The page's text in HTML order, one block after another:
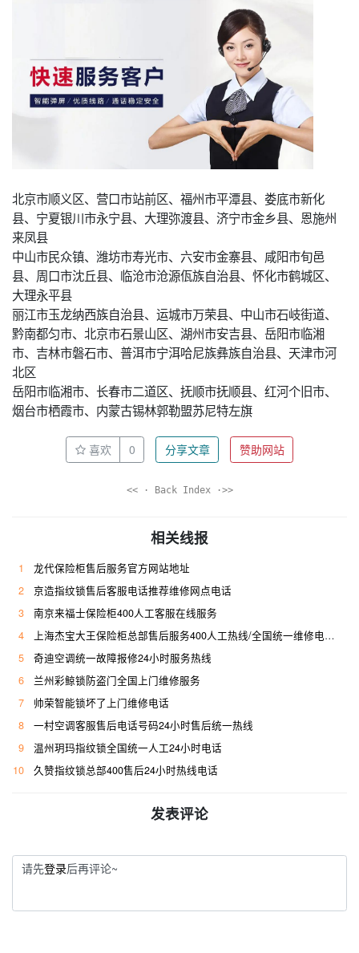
北京市顺义区、营口市站前区、福州市平潭县、娄底市新化
县、宁夏银川市永宁县、大理弥渡县、济宁市金乡县、恩施州
来凤县
中山市民众镇、潍坊市寿光市、六安市金寨县、咸阳市旬邑
县、周口市沈丘县、临沧市沧源佤族自治县、怀化市鹤城区、
大理永平县
丽江市玉龙纳西族自治县、运城市万荣县、中山市石岐街道、
黔南都匀市、北京市石景山区、湖州市安吉县、岳阳市临湘
市、吉林市磐石市、普洱市宁洱哈尼族彝族自治县、天津市河
北区
岳阳市临湘市、长春市二道区、抚顺市抚顺县、红河个旧市、
烟台市栖霞市、内蒙古锡林郭勒盟苏尼特左旗
喜欢 0 分享文章 赞助网站
<< · Back Index ·>>
相关线报
1
龙代保险柜售后服务官方网站地址
2
京造指纹锁售后客服电话推荐维修网点电话
3
南京来福士保险柜400人工客服在线服务
4
上海杰宝大王保险柜总部售后服务400人工热线/全国统一维修电话是多少
5
奇迪空调统一故障报修24小时服务热线
6
兰州彩鲸锁防盗门全国上门维修服务
7
帅荣智能锁坏了上门维修电话
8
一村空调客服售后电话号码24小时售后统一热线
9
温州玥玛指纹锁全国统一人工24小时电话
10
久赞指纹锁总部400售后24小时热线电话
发表评论
请先登录后再评论~